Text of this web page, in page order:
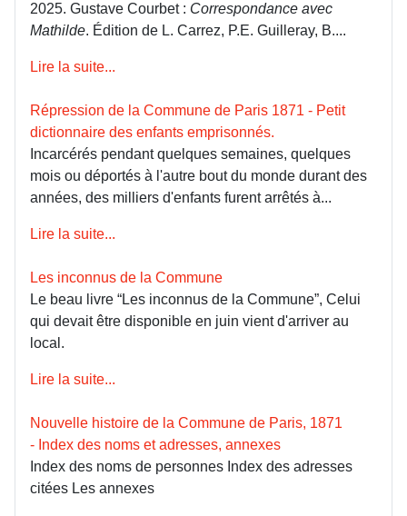
2025. Gustave Courbet : Correspondance avec
Mathilde. Édition de L. Carrez, P.E. Guilleray, B....
Lire la suite...
Répression de la Commune de Paris 1871 - Petit
dictionnaire des enfants emprisonnés.
Incarcérés pendant quelques semaines, quelques
mois ou déportés à l'autre bout du monde durant des
années, des milliers d'enfants furent arrêtés à...
Lire la suite...
Les inconnus de la Commune
Le beau livre “Les inconnus de la Commune”, Celui
qui devait être disponible en juin vient d'arriver au
local.
Lire la suite...
Nouvelle histoire de la Commune de Paris, 1871
- Index des noms et adresses, annexes
Index des noms de personnes Index des adresses
citées Les annexes